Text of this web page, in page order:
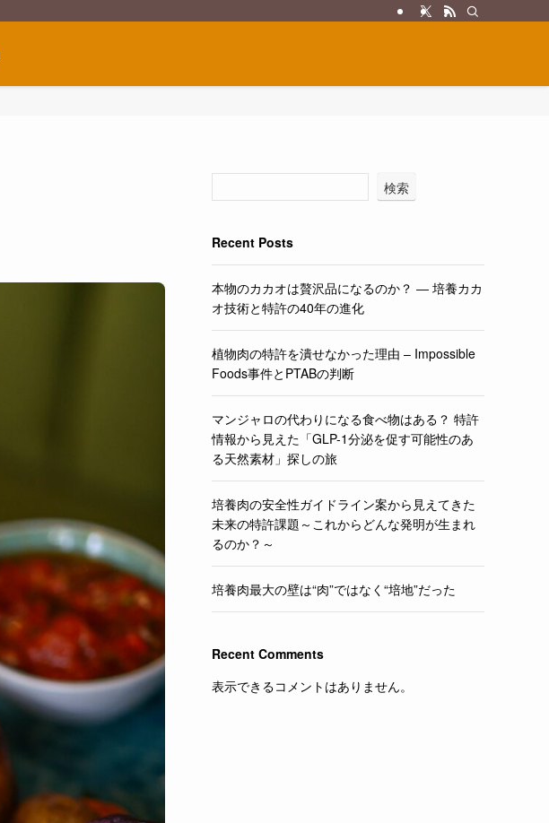
検索
Recent Posts
本物のカカオは贅沢品になるのか？ ― 培養カカ
オ技術と特許の40年の進化
植物肉の特許を潰せなかった理由 – Impossible
Foods事件とPTABの判断
マンジャロの代わりになる食べ物はある？ 特許
情報から見えた「GLP-1分泌を促す可能性のあ
る天然素材」探しの旅
培養肉の安全性ガイドライン案から見えてきた
未来の特許課題～これからどんな発明が生まれ
るのか？～
培養肉最大の壁は“肉”ではなく“培地”だった
Recent Comments
表示できるコメントはありません。